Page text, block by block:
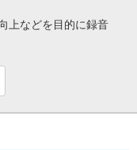
上などを目的に録音